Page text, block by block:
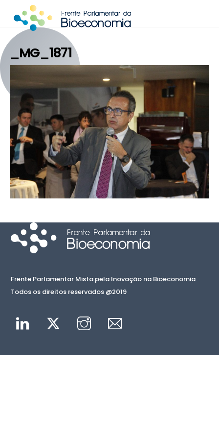
content
_MG_1871
Frente Parlamentar Mista pela Inovação na Bioeconomia
Todos os direitos reservados @2019
Linkedin Twitter Instagram